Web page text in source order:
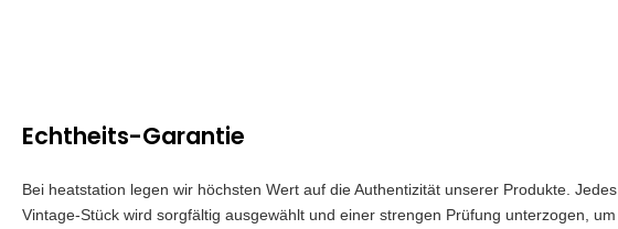
Echtheits-Garantie
Bei heatstation legen wir höchsten Wert auf die Authentizität unserer Produkte. Jedes
Vintage-Stück wird sorgfältig ausgewählt und einer strengen Prüfung unterzogen, um